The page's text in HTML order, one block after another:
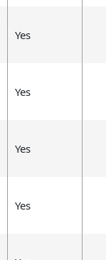
Yes
Yes
Yes
Yes